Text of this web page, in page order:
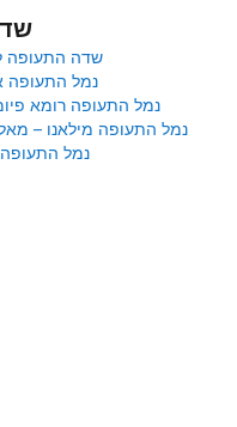
שדה התעופה
נמל התעופה
נמל התעופה רומא
נמל התעופה מילאנו –
נמל התעופה